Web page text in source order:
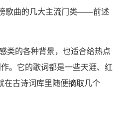
歌曲的几大主流门类——前述
类的各种背景，也适合给热点
。它的歌词都是一些天涯、红
在古诗词库里随便摘取几个